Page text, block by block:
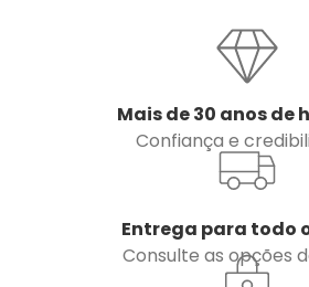
Mais de 30 anos de
Confiança e
Entrega para todo
Consulte as opções